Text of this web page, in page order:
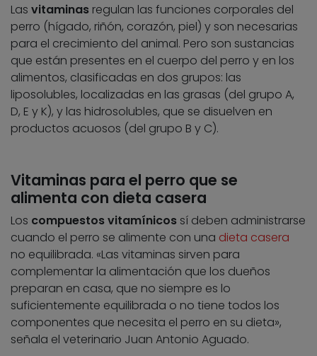
Las vitaminas regulan las funciones corporales del
perro (hígado, riñón, corazón, piel) y son necesarias
para el crecimiento del animal. Pero son sustancias
que están presentes en el cuerpo del perro y en los
alimentos, clasificadas en dos grupos: las
liposolubles, localizadas en las grasas (del grupo A,
D, E y K), y las hidrosolubles, que se disuelven en
productos acuosos (del grupo B y C).
Vitaminas para el perro que se
alimenta con dieta casera
Los compuestos vitamínicos sí deben administrarse
cuando el perro se alimente con una dieta casera
no equilibrada. «Las vitaminas sirven para
complementar la alimentación que los dueños
preparan en casa, que no siempre es lo
suficientemente equilibrada o no tiene todos los
componentes que necesita el perro en su dieta»,
señala el veterinario Juan Antonio Aguado.